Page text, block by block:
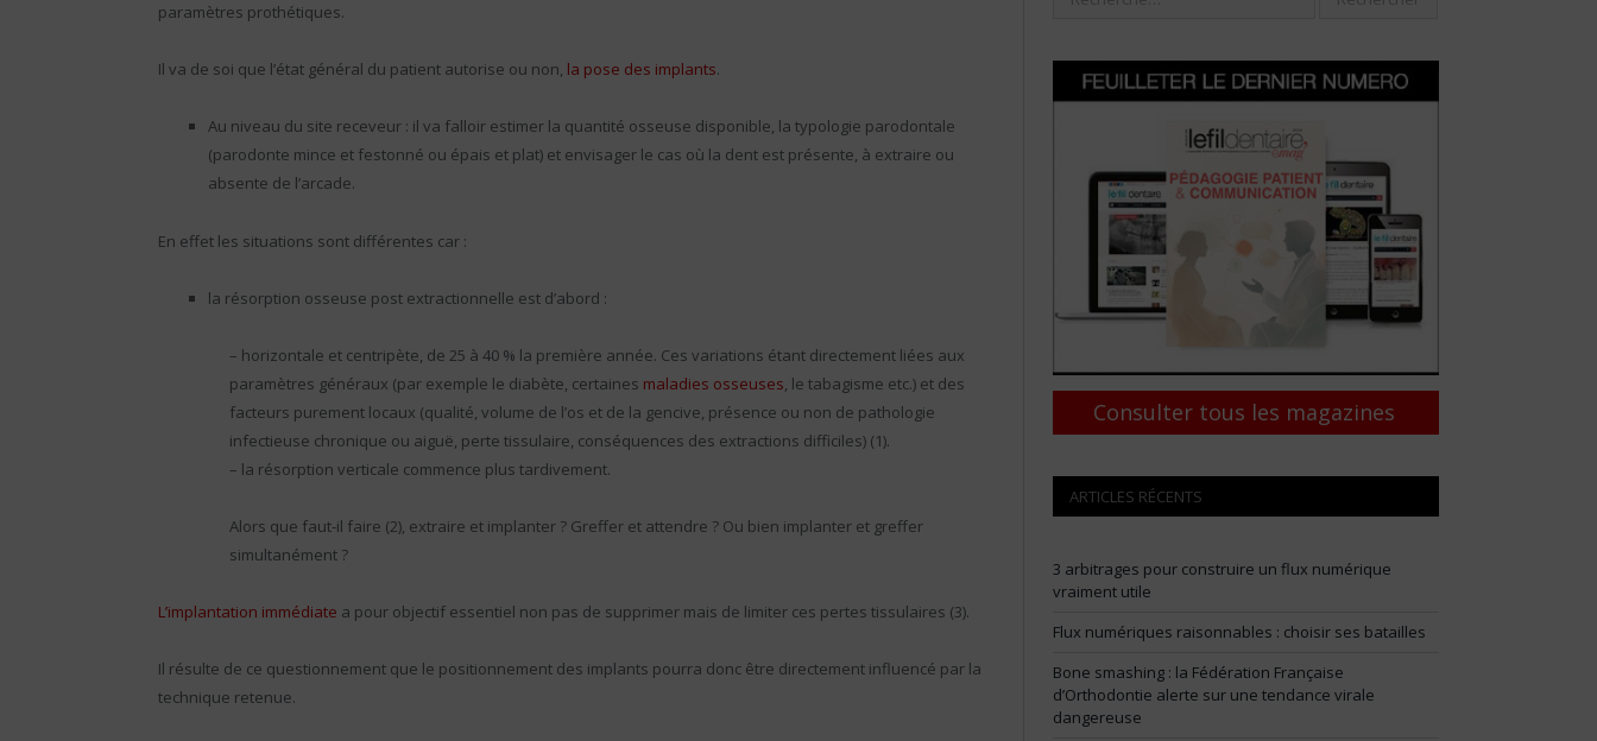
paramètres prothétiques.
Il va de soi que l’état général du patient autorise ou non, la pose des implants.
Au niveau du site receveur : il va falloir estimer la quantité osseuse disponible, la typologie parodontale
(parodonte mince et festonné ou épais et plat) et envisager le cas où la dent est présente, à extraire ou
absente de l’arcade.
En effet les situations sont différentes car :
la résorption osseuse post extractionnelle est d’abord :
– horizontale et centripète, de 25 à 40 % la première année. Ces variations étant directement liées aux
paramètres généraux (par exemple le diabète, certaines maladies osseuses, le tabagisme etc.) et des
facteurs purement locaux (qualité, volume de l’os et de la gencive, présence ou non de pathologie
infectieuse chronique ou aiguë, perte tissulaire, conséquences des extractions difficiles) (1).
– la résorption verticale commence plus tardivement.
Alors que faut-il faire (2), extraire et implanter ? Greffer et attendre ? Ou bien implanter et greffer
simultanément ?
L’implantation immédiate a pour objectif essentiel non pas de supprimer mais de limiter ces pertes tissulaires (3).
Il résulte de ce questionnement que le positionnement des implants pourra donc être directement influencé par la
technique retenue.
Consulter tous les magazines
ARTICLES RÉCENTS
3 arbitrages pour construire un flux numérique
vraiment utile
Flux numériques raisonnables : choisir ses batailles
Bone smashing : la Fédération Française
d’Orthodontie alerte sur une tendance virale
dangereuse